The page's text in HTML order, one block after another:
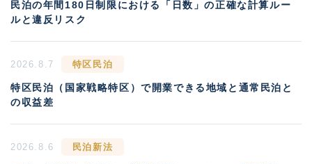
民泊の年間180日制限における「日数」の正確な計算ルー
ルと違反リスク
2026.8.7 特区民泊
特区民泊（国家戦略特区）で開業できる地域と通常民泊と
の収益差
2026.8.6 民泊新法